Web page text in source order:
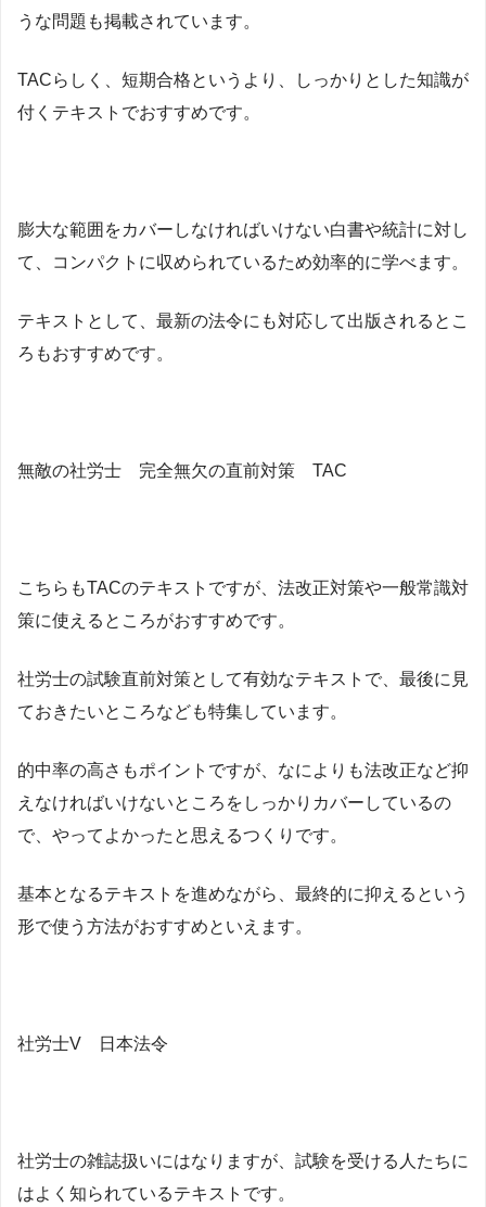
うな問題も掲載されています。
TACらしく、短期合格というより、しっかりとした知識が
付くテキストでおすすめです。
膨大な範囲をカバーしなければいけない白書や統計に対し
て、コンパクトに収められているため効率的に学べます。
テキストとして、最新の法令にも対応して出版されるとこ
ろもおすすめです。
無敵の社労士 完全無欠の直前対策 TAC
こちらもTACのテキストですが、法改正対策や一般常識対
策に使えるところがおすすめです。
社労士の試験直前対策として有効なテキストで、最後に見
ておきたいところなども特集しています。
的中率の高さもポイントですが、なによりも法改正など抑
えなければいけないところをしっかりカバーしているの
で、やってよかったと思えるつくりです。
基本となるテキストを進めながら、最終的に抑えるという
形で使う方法がおすすめといえます。
社労士V 日本法令
社労士の雑誌扱いにはなりますが、試験を受ける人たちに
はよく知られているテキストです。